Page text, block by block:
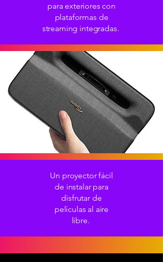
para exteriores con
plataformas de
streaming integradas.
Un proyector fácil
de instalar para
disfrutar de
películas al aire
libre.